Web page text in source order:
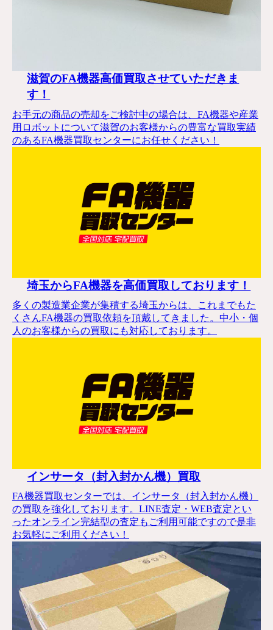
滋賀のFA機器高価買取させていただきま
す！
お手元の商品の売却をご検討中の場合は、FA機器や産業
用ロボットについて滋賀のお客様からの豊富な買取実績
のあるFA機器買取センターにお任せください！
埼玉からFA機器を高価買取しております！
多くの製造業企業が集積する埼玉からは、これまでもた
くさんFA機器の買取依頼を頂戴してきました。中小・個
人のお客様からの買取にも対応しております。
インサータ（封入封かん機）買取
FA機器買取センターでは、インサータ（封入封かん機）
の買取を強化しております。LINE査定・WEB査定とい
ったオンライン完結型の査定もご利用可能ですので是非
お気軽にご利用ください！